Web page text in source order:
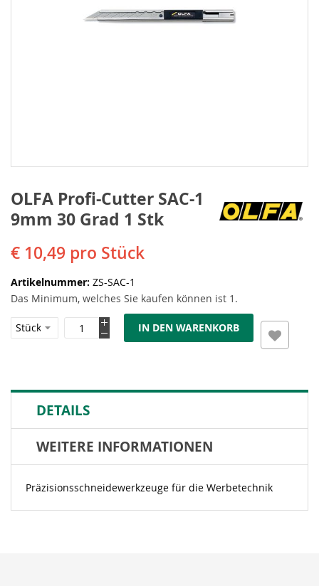
OLFA Profi-Cutter SAC-1
9mm 30 Grad 1 Stk
€ 10,49 pro Stück
Artikelnummer ZS-SAC-1
Das Minimum, welches Sie kaufen können ist 1.
IN DEN WARENKORB
DETAILS
WEITERE INFORMATIONEN
Präzisionsschneidewerkzeuge für die Werbetechnik